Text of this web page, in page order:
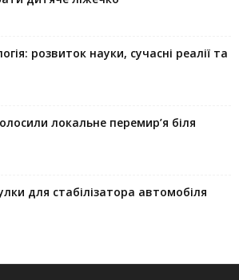
розвиток науки, сучасні реалії та
локальне перемир’я біля
для стабілізатора автомобіля